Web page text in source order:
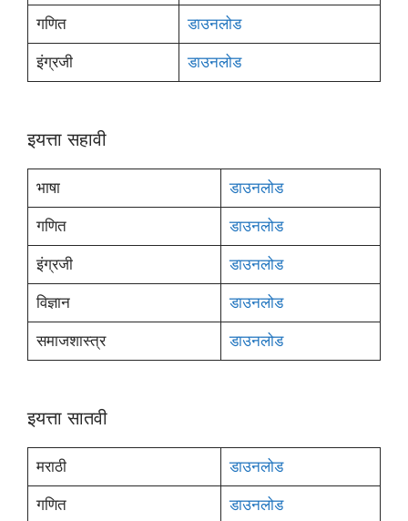
गणित डाउनलोड
इंग्रजी डाउनलोड
इयत्ता सहावी
भाषा डाउनलोड
गणित डाउनलोड
इंग्रजी डाउनलोड
विज्ञान डाउनलोड
समाजशास्त्र डाउनलोड
इयत्ता सातवी
मराठी डाउनलोड
गणित डाउनलोड